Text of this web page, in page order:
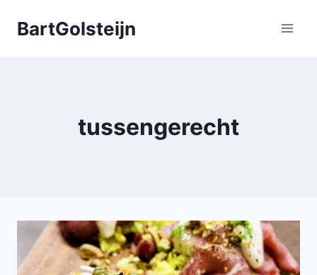
naarBartGolsteijn
tussengerecht